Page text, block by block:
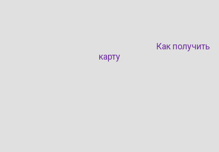
Как получить
карту